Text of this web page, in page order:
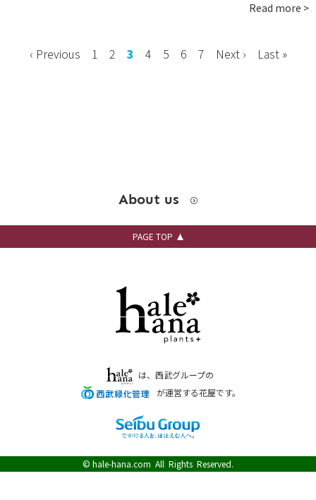
Read more >
‹ Previous 1 2 3 4 5 6 7 Next › Last »
About us
PAGE TOP
は、西武グループの
が運営する花屋です。
© hale-hana.com All Rights Reserved.